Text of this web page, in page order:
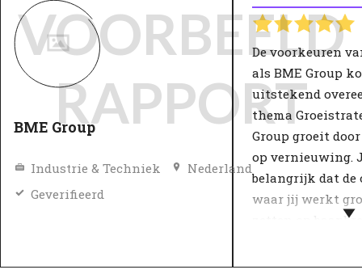
BME Group
Industrie & Techniek
Nederland
Geverifieerd
De voorkeuren
als BME Group
uitstekend
thema
Group groeit
op vernieuwing.
belangrijk dat de
waar jij werkt
zetten op
VOORBEELD
RAPPORT